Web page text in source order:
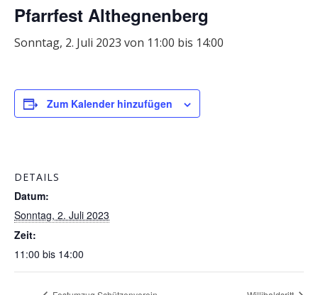
Pfarrfest Althegnenberg
Sonntag, 2. Juli 2023 von 11:00 bis 14:00
Zum Kalender hinzufügen
DETAILS
Datum:
Sonntag, 2. Juli 2023
Zeit:
11:00 bis 14:00